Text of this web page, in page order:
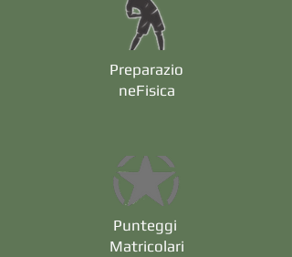
Preparazio
neFisica
Punteggi
Matricolari